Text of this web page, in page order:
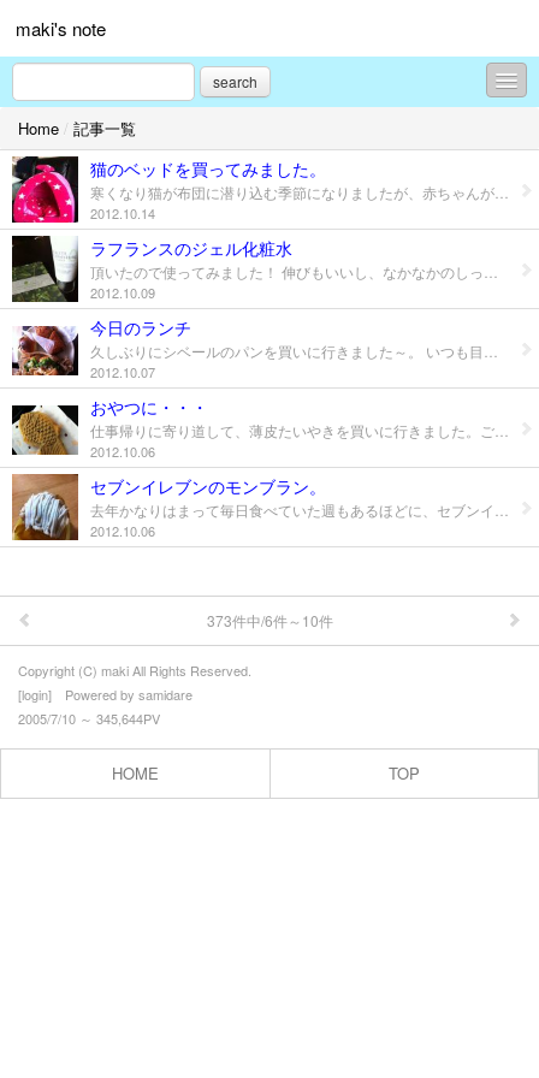
maki's note
search
育児日記 ー 仔猫版 ー
旅行
diary
めんご
本の紹介
映画
趣味
プロフィール
お問合せ
Home / 記事一覧
猫のベッドを買ってみました。
2012.10.14
ラフランスのジェル化粧水
2012.10.09
今日のランチ
2012.10.07
おやつに・・・
2012.10.06
セブンイレブンのモンブラン。
2012.10.06
373件中/6件～10件
Copyright (C) maki All Rights Reserved.
[login] Powered by samidare
2005/7/10 ～ 345,644PV
HOME TOP